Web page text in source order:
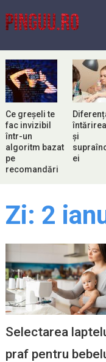
Ce greșeli te
fac invizibil
într-un
algoritm bazat
pe
recomandări
și
ei
Zi: 2
Selectarea
praf pentru